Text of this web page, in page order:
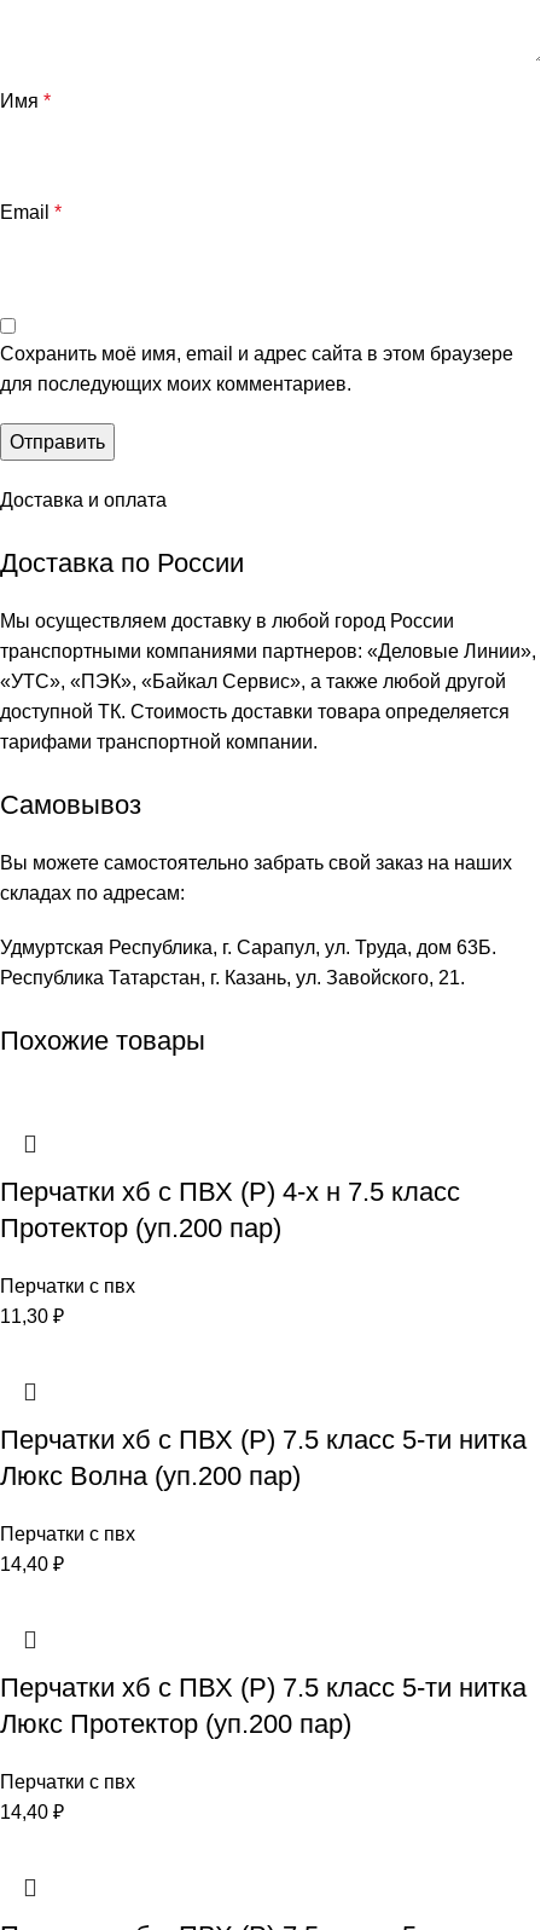
Имя *
Email *
Сохранить моё имя, email и адрес сайта в этом браузере
для последующих моих комментариев.
Доставка и оплата
Доставка по России
Мы осуществляем доставку в любой город России
транспортными компаниями партнеров: «Деловые Линии»,
«УТС», «ПЭК», «Байкал Сервис», а также любой другой
доступной ТК. Стоимость доставки товара определяется
тарифами транспортной компании.
Самовывоз
Вы можете самостоятельно забрать свой заказ на наших
складах по адресам:
Удмуртская Республика, г. Сарапул, ул. Труда, дом 63Б.
Республика Татарстан, г. Казань, ул. Завойского, 21.
Похожие товары
Перчатки хб с ПВХ (Р) 4-х н 7.5 класс
Протектор (уп.200 пар)
Перчатки с пвх
11,30 ₽
Перчатки хб с ПВХ (Р) 7.5 класс 5-ти нитка
Люкс Волна (уп.200 пар)
Перчатки с пвх
14,40 ₽
Перчатки хб с ПВХ (Р) 7.5 класс 5-ти нитка
Люкс Протектор (уп.200 пар)
Перчатки с пвх
14,40 ₽